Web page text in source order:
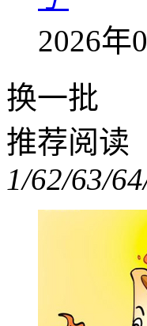
2026年
换一批
推荐阅读
1/62/63/6